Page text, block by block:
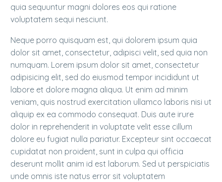
quia sequuntur magni dolores eos qui ratione
voluptatem sequi nesciunt.
Neque porro quisquam est, qui dolorem ipsum quia
dolor sit amet, consectetur, adipisci velit, sed quia non
numquam. Lorem ipsum dolor sit amet, consectetur
adipisicing elit, sed do eiusmod tempor incididunt ut
labore et dolore magna aliqua. Ut enim ad minim
veniam, quis nostrud exercitation ullamco laboris nisi ut
aliquip ex ea commodo consequat. Duis aute irure
dolor in reprehenderit in voluptate velit esse cillum
dolore eu fugiat nulla pariatur. Excepteur sint occaecat
cupidatat non proident, sunt in culpa qui officia
deserunt mollit anim id est laborum. Sed ut perspiciatis
unde omnis iste natus error sit voluptatem